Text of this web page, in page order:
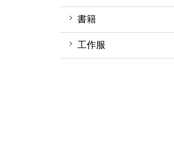
羽絨睡袋 蓋毯
刷毛睡袋 蓋毯
登頂爐(直立式瓦斯爐)
效率系統爐 高效能鍋爐
烤架
碗盤
餐廚配件
工具鉗
手機或對講機防水袋
車頂架
健行手套
保暖手套
書籍
工作服